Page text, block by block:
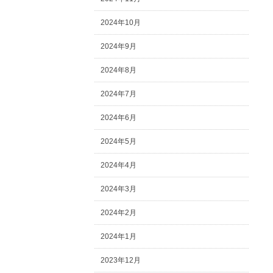
2024年10月
2024年9月
2024年8月
2024年7月
2024年6月
2024年5月
2024年4月
2024年3月
2024年2月
2024年1月
2023年12月